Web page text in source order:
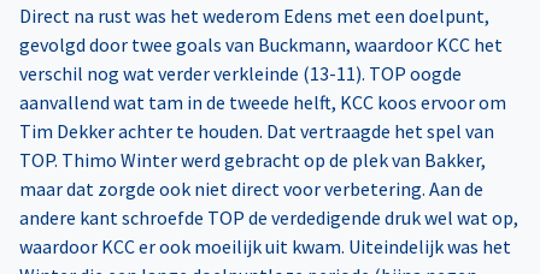
Direct na rust was het wederom Edens met een doelpunt,
gevolgd door twee goals van Buckmann, waardoor KCC het
verschil nog wat verder verkleinde (13-11). TOP oogde
aanvallend wat tam in de tweede helft, KCC koos ervoor om
Tim Dekker achter te houden. Dat vertraagde het spel van
TOP. Thimo Winter werd gebracht op de plek van Bakker,
maar dat zorgde ook niet direct voor verbetering. Aan de
andere kant schroefde TOP de verdedigende druk wel wat op,
waardoor KCC er ook moeilijk uit kwam. Uiteindelijk was het